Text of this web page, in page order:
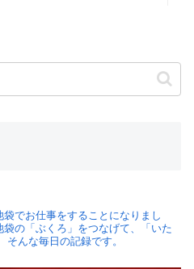
袋でお仕事をすることになりまし
の「ぶくろ」をつなげて、「いた
そんな毎日の記録です。